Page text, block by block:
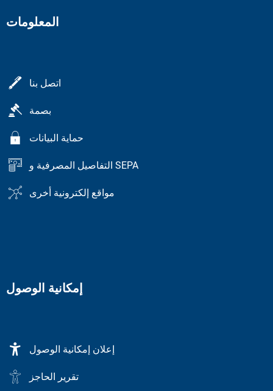
المعلومات
اتصل بنا
بصمة
حماية البيانات
التفاصيل المصرفية و SEPA
مواقع إلكترونية أخرى
إمكانية الوصول
إعلان إمكانية الوصول
تقرير الحاجز